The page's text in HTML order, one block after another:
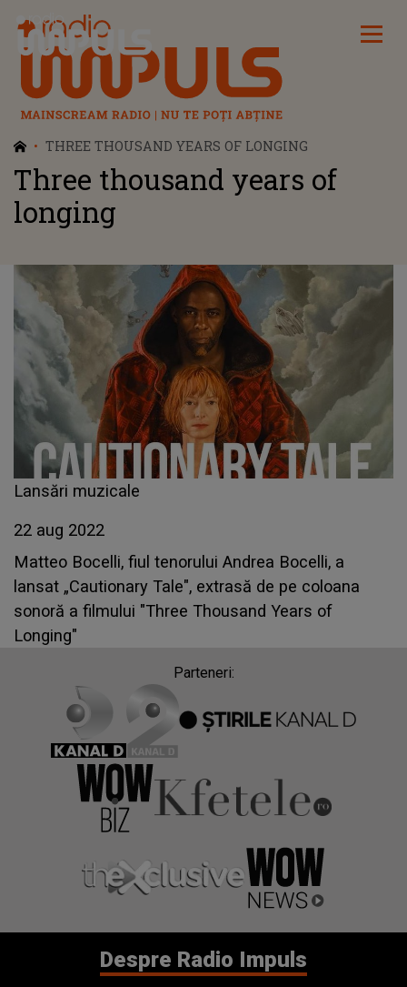
Radio Impuls
THREE THOUSAND YEARS OF LONGING
Three thousand years of
longing
Lansări muzicale
22 aug 2022
Matteo Bocelli, fiul tenorului Andrea Bocelli, a
lansat „Cautionary Tale", extrasă de pe coloana
sonoră a filmului "Three Thousand Years of
Longing"
Parteneri:
Despre Radio Impuls